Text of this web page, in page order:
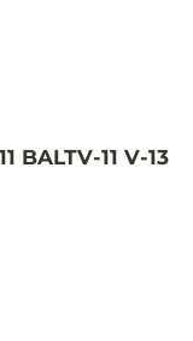
BALTV-11 V-13